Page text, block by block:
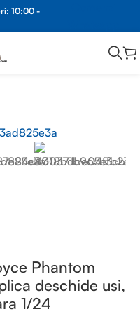
10:00 -
REPLICA
Phantom
deschide usi,
1/24